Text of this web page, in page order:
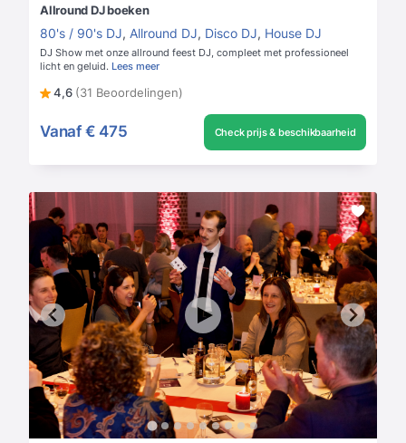
Allround DJ boeken
80's / 90's DJ, Allround DJ, Disco DJ, House DJ
DJ Show met onze allround feest DJ, compleet met professioneel
licht en geluid. Lees meer
4,6 (31 Beoordelingen)
Vanaf € 475 Check prijs & beschikbaarheid